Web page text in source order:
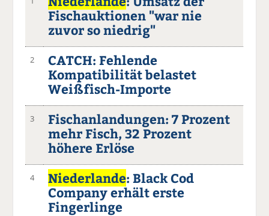
Fischauktionen "war nie
zuvor so niedrig"
2
CATCH: Fehlende
Kompatibilität belastet
Weißfisch-Importe
3
Fischanlandungen: 7 Prozent
mehr Fisch, 32 Prozent
höhere Erlöse
4 Niederlande: Black Cod
Company erhält erste
Fingerlinge